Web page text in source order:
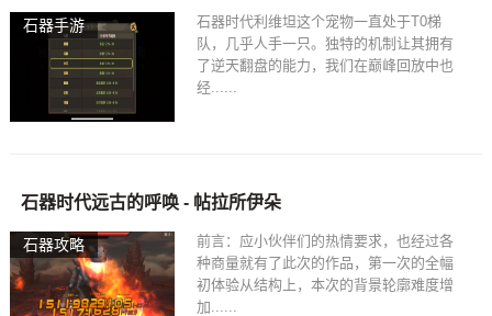
石器手游
石器时代利维坦这个宠物一直处于T0梯
队，几乎人手一只。独特的机制让其拥有
了逆天翻盘的能力，我们在巅峰回放中也
经......
石器攻略
石器时代远古的呼唤 - 帖拉所伊朵
前言：应小伙伴们的热情要求，也经过各
种商量就有了此次的作品，第一次的全幅
初体验从结构上，本次的背景轮廓难度增
加......